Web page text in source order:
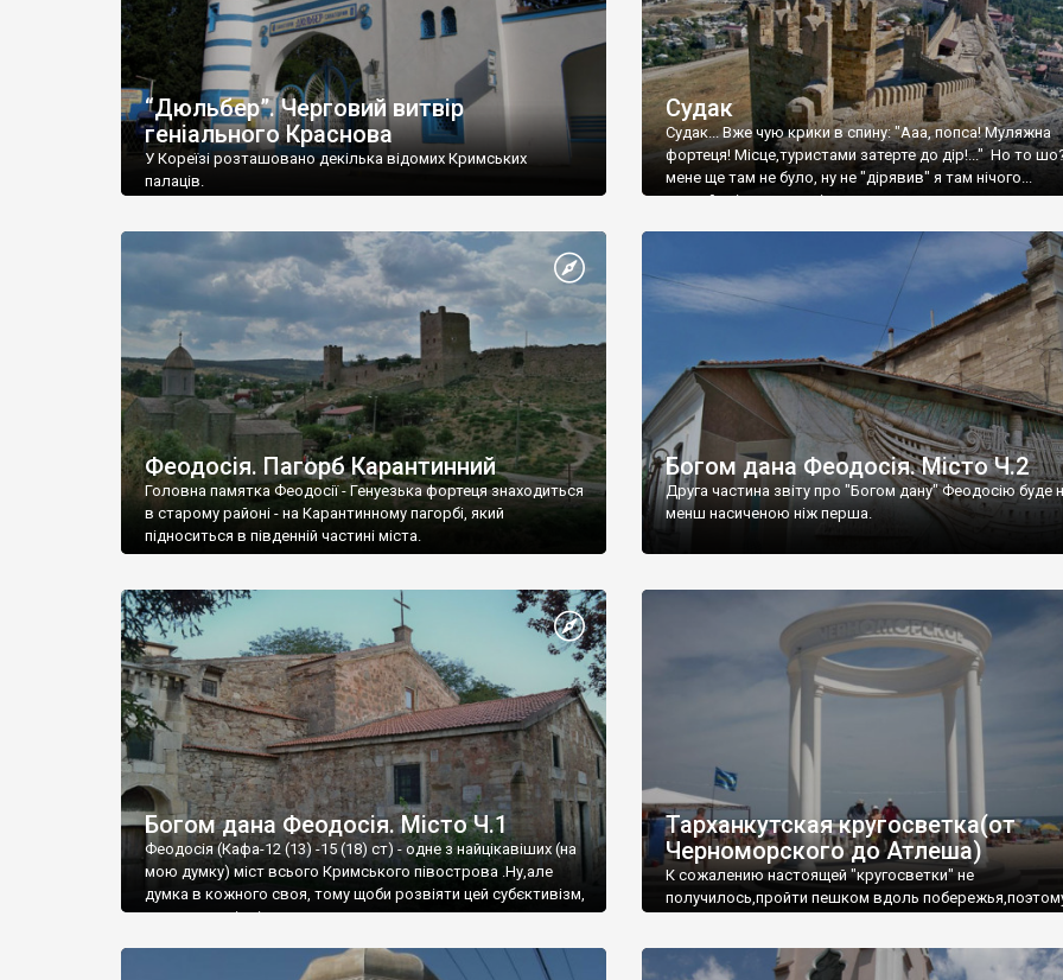
“Дюльбер”. Черговий витвір
геніального Краснова
У Кореїзі розташовано декілька відомих Кримських
палаців.
Судак
Судак... Вже чую крики в спину: "Ааа, попса! Муляжна
фортеця! Місце,туристами затерте до дір!..." Но то
мене ще там не було, ну не "дірявив" я там нічого...
принаймні до цього літа.
Феодосія. Пагорб Карантинний
Головна памятка Феодосії - Генуезька фортеця знаходиться
в старому районі - на Карантинному пагорбі, який
підноситься в південній частині міста.
Богом дана Феодосія. Місто Ч.2
Друга частина звіту про "Богом дану" Феодосію буде
менш насиченою ніж перша.
Богом дана Феодосія. Місто Ч.1
Феодосія (Кафа-12 (13) -15 (18) ст) - одне з найцікавіших (на
мою думку) міст всього Кримського півострова .Ну,але
думка в кожного своя, тому щоби розвіяти цей субєктивізм,
запрошую відвідати це
Тарханкутская кругосветка(от
Черноморского до Атлеша)
К сожалению настоящей "кругосветки" не
получилось,пройти пешком вдоль